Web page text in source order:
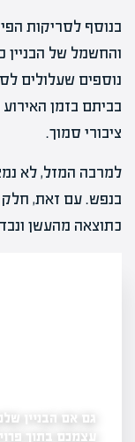
בנוסף לסריקות
והחשמל של הבניין
נוספים שעלולים
בביתם בזמן
ציבורי סמוך.
למרבה המזל, לא
בנפש. עם זאת, חלק
כתוצאה מהעשן
שלך
גם אם הבניין
עצמכם בתוך